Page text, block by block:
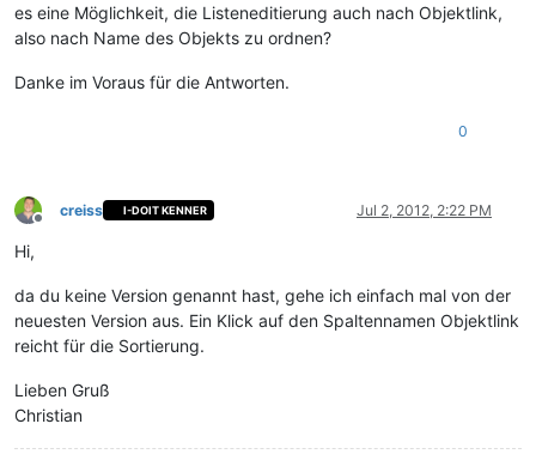
es eine Möglichkeit, die Listeneditierung auch nach Objektlink,
also nach Name des Objekts zu ordnen?
Danke im Voraus für die Antworten.
0
Offline
creiss I-DOIT KENNER Jul 2, 2012, 2:22 PM
Hi,
da du keine Version genannt hast, gehe ich einfach mal von der
neuesten Version aus. Ein Klick auf den Spaltennamen Objektlink
reicht für die Sortierung.
Lieben Gruß
Christian